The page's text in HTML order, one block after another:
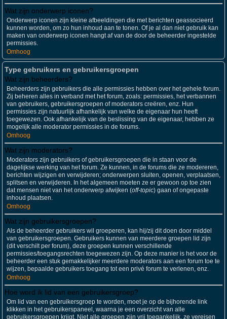
Wat zijn onderwerp iconen?
Onderwerp iconen zijn kleine afbeeldingen die met berichten geassocieerd
kunnen worden, om zo hun inhoud aan te tonen. Of je al dan niet gebruik kan
maken van onderwerp iconen hangt af van de door de beheerder ingestelde
permissies.
Omhoog
Type gebruikers en gebruikersgroepen
Wat zijn beheerders?
Beheerders zijn gebruikers die alle permissies hebben over het gehele forum.
Zij beheren alles in verband met het forum, zoals: permissies, het verbannen
van gebruikers, gebruikersgroepen of moderators creëren, enz. Hun
permissies zijn natuurlijk afhankelijk van welke de eigenaar hun heeft
toegewezen. Ook afhankelijk van de beslissing van de eigenaar, hebben ze
mogelijk alle moderator permissies in de forums.
Omhoog
Wat zijn moderators?
Moderators zijn gebruikers of gebruikersgroepen die in staan voor de
dagelijkse werking van het forum. Ze kunnen, in de forums die ze modereren,
berichten wijzigen en verwijderen; onderwerpen sluiten, openen, verplaatsen,
splitsen en verwijderen. In het algemeen moeten ze er gewoon op toe zien
dat mensen niet van het onderwerp afwijken (off-topic) gaan of ongepaste
inhoud plaatsen.
Omhoog
Wat zijn gebruikersgroepen?
Als de beheerder gebruikers wil groeperen, kan hij/zij dit doen door middel
van gebruikersgroepen. Gebruikers kunnen van meerdere groepen lid zijn
(dit verschilt per forum), deze groepen kunnen verschillende
permissies/toegangsrechten toegewezen zijn. Op deze manier is het voor de
beheerder een stuk gemakkelijker meerdere moderators aan een forum toe te
wijzen, bepaalde gebruikers toegang tot een privé forum te verlenen, enz.
Omhoog
Hoe word ik lid van een gebruikersgroep?
Om lid van een gebruikersgroep te worden, moet je op de bijhorende link
klikken in het gebruikerspaneel, waarna je een overzicht van alle
gebruikersgroepen krijgt. Niet alle groepen zijn vrij toegankelijk, ze vereisen